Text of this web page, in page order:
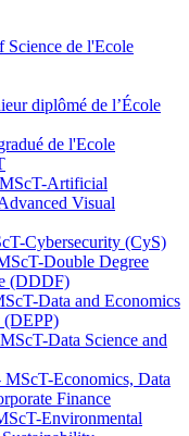
de l'Ecole
diplômé de l’École
de l'Ecole
Artificial
Visual
Cybersecurity (CyS)
Double Degree
(DDDF)
Data and Economics
(DEPP)
Data Science and
Economics, Data
Finance
Environmental